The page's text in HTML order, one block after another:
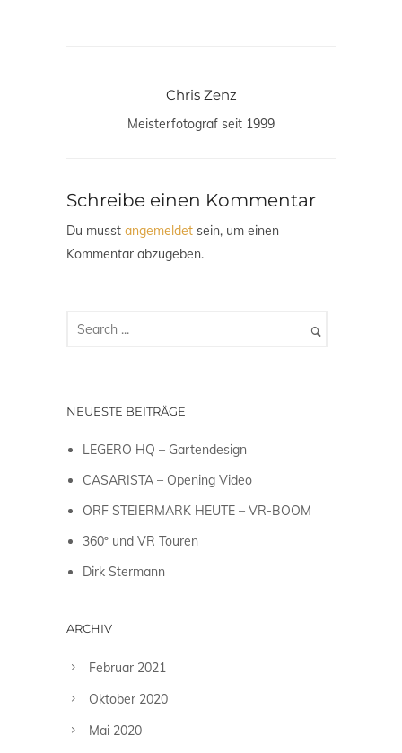
Chris Zenz
Meisterfotograf seit 1999
Schreibe einen Kommentar
Du musst angemeldet sein, um einen
Kommentar abzugeben.
NEUESTE BEITRÄGE
LEGERO HQ – Gartendesign
CASARISTA – Opening Video
ORF STEIERMARK HEUTE – VR-BOOM
360º und VR Touren
Dirk Stermann
ARCHIV
Februar 2021
Oktober 2020
Mai 2020